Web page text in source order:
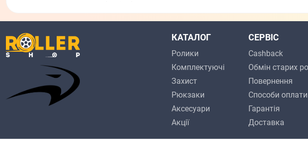
КАТАЛОГ
Ролики
Комплектуючі
Захист
Рюкзаки
Аксесуари
Акції
СЕРВІС
Cashback
Обмін старих
Повернення
Способи оплати
Гарантія
Доcтавкa